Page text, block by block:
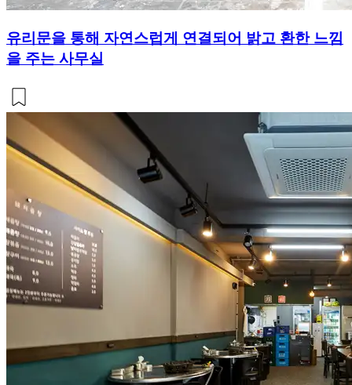
유리문을 통해 자연스럽게 연결되어 밝고 환한 느낌
을 주는 사무실